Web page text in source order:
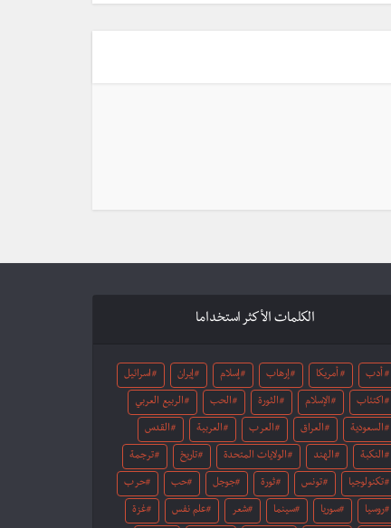
الكلمات الأكثر استخداما
أدب أمريكا إرهاب إسلام إيران اسرائيل
اكتئاب الإسلام الثورة الحب الربيع العربي
السعودية العراق العرب العربية القدس
النكبة الهند الولايات المتحدة تاريخ ترجمة
تكنولوجيا تونس ثورة جوجل حب حرب
روسيا سوريا سينما شعر علم نفس غزة